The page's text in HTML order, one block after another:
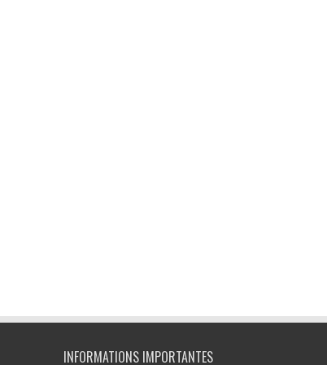
INFORMATIONS IMPORTANTES